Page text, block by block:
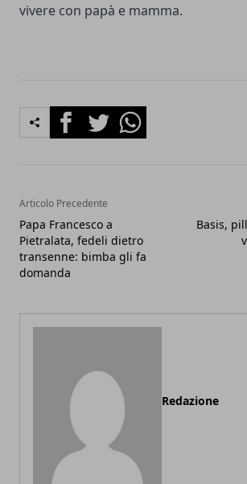
vivere con papà e mamma.
FacebookTwitterWhatsapp
Articolo Precedente
Papa Francesco a
Pietralata, fedeli dietro
transenne: bimba gli fa
domanda
Basis,
Redazione